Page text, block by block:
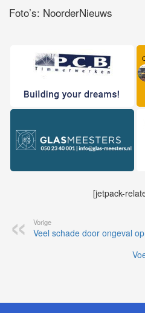
Foto’s: NoorderNieuws
[jetpack-
Vorige
Veel schade door ongeval